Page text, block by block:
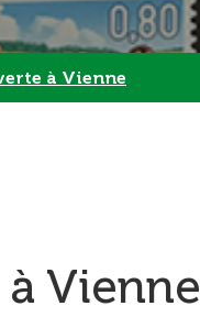
à Vienne
Vienne